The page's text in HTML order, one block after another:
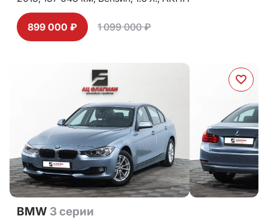
899 000 ₽ 1 099 000 ₽
BMW 3 серии